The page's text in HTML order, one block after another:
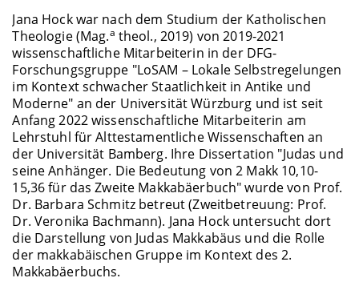
Jana Hock war nach dem Studium der Katholischen
Theologie (Mag.a theol., 2019) von 2019-2021
wissenschaftliche Mitarbeiterin in der DFG-
Forschungsgruppe "LoSAM – Lokale Selbstregelungen
im Kontext schwacher Staatlichkeit in Antike und
Moderne" an der Universität Würzburg und ist seit
Anfang 2022 wissenschaftliche Mitarbeiterin am
Lehrstuhl für Alttestamentliche Wissenschaften an
der Universität Bamberg. Ihre Dissertation "Judas und
seine Anhänger. Die Bedeutung von 2 Makk 10,10-
15,36 für das Zweite Makkabäerbuch" wurde von Prof.
Dr. Barbara Schmitz betreut (Zweitbetreuung: Prof.
Dr. Veronika Bachmann). Jana Hock untersucht dort
die Darstellung von Judas Makkabäus und die Rolle
der makkabäischen Gruppe im Kontext des 2.
Makkabäerbuchs.